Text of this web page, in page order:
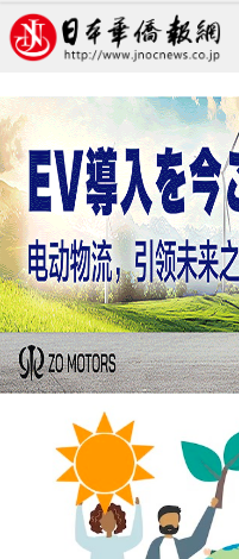
呵护地球，除了合作
徐迅雷 评论 国际视
日本华侨报 2023/4/24 09:27:25